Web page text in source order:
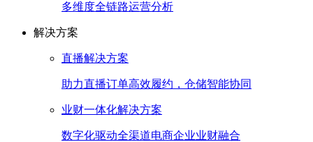
多维度全链路运营分析
解决方案
直播解决方案
助力直播订单高效履约，仓储智能协同
业财一体化解决方案
数字化驱动全渠道电商企业业财融合